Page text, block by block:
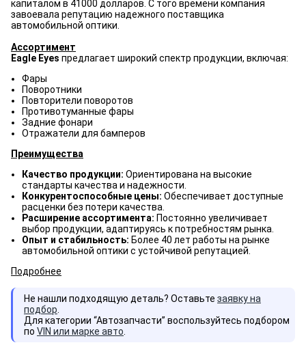
капиталом в 41000 долларов. С того времени компания
завоевала репутацию надежного поставщика
автомобильной оптики.
Ассортимент
Eagle Eyes предлагает широкий спектр продукции, включая:
Фары
Поворотники
Повторители поворотов
Противотуманные фары
Задние фонари
Отражатели для бамперов
Преимущества
Качество продукции: Ориентирована на высокие
стандарты качества и надежности.
Конкурентоспособные цены: Обеспечивает доступные
расценки без потери качества.
Расширение ассортимента: Постоянно увеличивает
выбор продукции, адаптируясь к потребностям рынка.
Опыт и стабильность: Более 40 лет работы на рынке
автомобильной оптики с устойчивой репутацией.
Подробнее
Не нашли подходящую деталь? Оставьте заявку на
подбор
Для категории “Автозапчасти” воспользуйтесь подбором
по VIN или марке авто